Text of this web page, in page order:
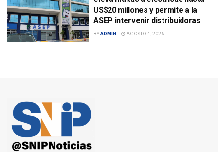
US$20 millones y permite a la
ASEP intervenir distribuidoras
BYADMIN AGOSTO 4, 2026